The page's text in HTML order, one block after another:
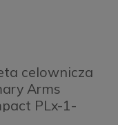
celownicza
Arms
PLx-1-